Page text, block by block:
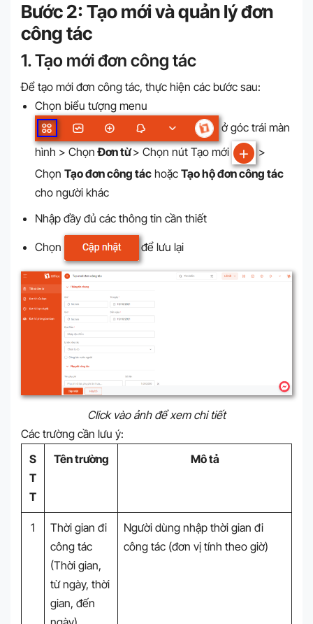
Bước 2: Tạo mới và quản lý đơn
công tác
1. Tạo mới đơn công tác
Để tạo mới đơn công tác, thực hiện các bước sau:
Chọn biểu tượng menu
ở góc trái màn
hình > ChọnĐơn từ> Chọn nút Tạo mới
>
Chọn Tạo đơn công tác hoặc Tạo hộ đơn công tác
cho người khác
Nhập đầy đủ các thông tin cần thiết
Chọn để lưu lại
Click vào ảnh để xem chi tiết
Các trường cần lưu ý:
S
T
T
Tên trường Mô tả
1
Thời gian đi
công tác
(Thời gian,
từ ngày, thời
gian, đến
Người dùng nhập thời gian đi
công tác (đơn vị tính theo giờ)